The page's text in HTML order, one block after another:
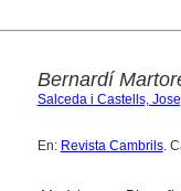
Bernardí
Salceda i Castells,
En: Revista Cambrils.